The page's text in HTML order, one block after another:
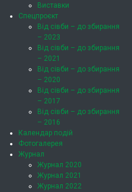
Виставки
Спецпроєкт
Від сівби – до збирання
– 2023
Від сівби – до збирання
– 2021
Від сівби – до збирання
– 2020
Від сівби – до збирання
– 2017
Від сівби – до збирання
– 2016
Календар подій
Фотогалерея
Журнал
Журнал 2020
Журнал 2021
Журнал 2022